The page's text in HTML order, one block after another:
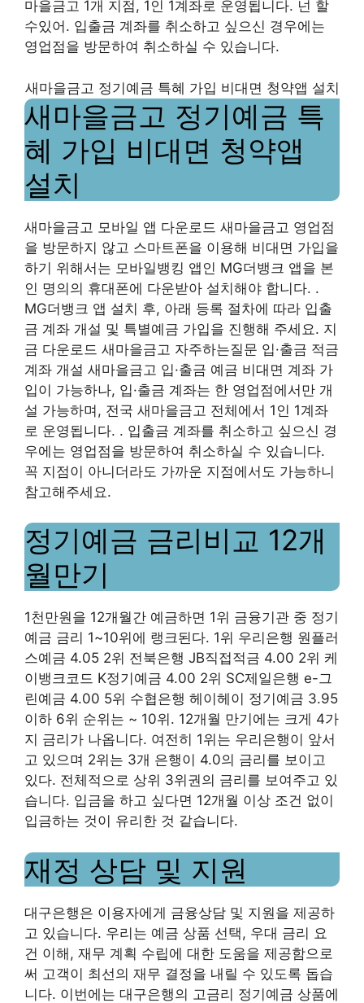
마을금고 1개 지점, 1인 1계좌로 운영됩니다. 넌 할
수있어. 입출금 계좌를 취소하고 싶으신 경우에는
영업점을 방문하여 취소하실 수 있습니다.
새마을금고 정기예금 특혜 가입 비대면 청약앱 설치
새마을금고 정기예금 특
혜 가입 비대면 청약앱
설치
새마을금고 모바일 앱 다운로드 새마을금고 영업점
을 방문하지 않고 스마트폰을 이용해 비대면 가입을
하기 위해서는 모바일뱅킹 앱인 MG더뱅크 앱을 본
인 명의의 휴대폰에 다운받아 설치해야 합니다. .
MG더뱅크 앱 설치 후, 아래 등록 절차에 따라 입출
금 계좌 개설 및 특별예금 가입을 진행해 주세요. 지
금 다운로드 새마을금고 자주하는질문 입·출금 적금
계좌 개설 새마을금고 입·출금 예금 비대면 계좌 가
입이 가능하나, 입·출금 계좌는 한 영업점에서만 개
설 가능하며, 전국 새마을금고 전체에서 1인 1계좌
로 운영됩니다. . 입출금 계좌를 취소하고 싶으신 경
우에는 영업점을 방문하여 취소하실 수 있습니다.
꼭 지점이 아니더라도 가까운 지점에서도 가능하니
참고해주세요.
정기예금 금리비교 12개
월만기
1천만원을 12개월간 예금하면 1위 금융기관 중 정기
예금 금리 1~10위에 랭크된다. 1위 우리은행 원플러
스예금 4.05 2위 전북은행 JB직접적금 4.00 2위 케
이뱅크코드 K정기예금 4.00 2위 SC제일은행 e-그
린예금 4.00 5위 수협은행 헤이헤이 정기예금 3.95
이하 6위 순위는 ~ 10위. 12개월 만기에는 크게 4가
지 금리가 나옵니다. 여전히 1위는 우리은행이 앞서
고 있으며 2위는 3개 은행이 4.0의 금리를 보이고
있다. 전체적으로 상위 3위권의 금리를 보여주고 있
습니다. 입금을 하고 싶다면 12개월 이상 조건 없이
입금하는 것이 유리한 것 같습니다.
재정 상담 및 지원
대구은행은 이용자에게 금융상담 및 지원을 제공하
고 있습니다. 우리는 예금 상품 선택, 우대 금리 요
건 이해, 재무 계획 수립에 대한 도움을 제공함으로
써 고객이 최선의 재무 결정을 내릴 수 있도록 돕습
니다. 이번에는 대구은행의 고금리 정기예금 상품에